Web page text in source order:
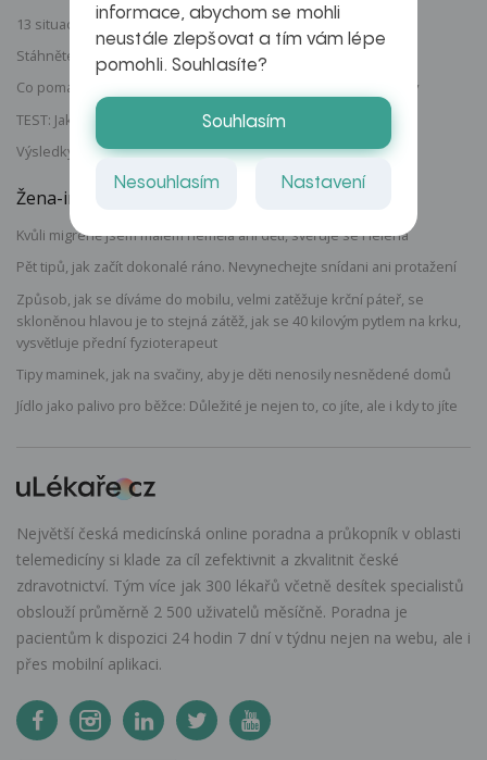
13 situací, kdy je nutné volat záchrannou službu
Stáhněte si: První pomoc do kapsy
Co pomáhá na oteklé nohy? Podpořte správné proudění lymfy
TEST: Jak dobře se vyznáte ve svých emocích?
Výsledky testu EQ: Co prozradil váš emoční kompas?
Žena-in.cz
Kvůli migréně jsem málem neměla ani děti, svěřuje se Helena
Pět tipů, jak začít dokonalé ráno. Nevynechejte snídani ani protažení
Způsob, jak se díváme do mobilu, velmi zatěžuje krční páteř, se
skloněnou hlavou je to stejná zátěž, jak se 40 kilovým pytlem na krku,
vysvětluje přední fyzioterapeut
Tipy maminek, jak na svačiny, aby je děti nenosily nesnědené domů
Jídlo jako palivo pro běžce: Důležité je nejen to, co jíte, ale i kdy to jíte
Největší česká medicínská online poradna a průkopník v oblasti
telemedicíny si klade za cíl zefektivnit a zkvalitnit české
zdravotnictví. Tým více jak 300 lékařů včetně desítek specialistů
obslouží průměrně 2 500 uživatelů měsíčně. Poradna je
pacientům k dispozici 24 hodin 7 dní v týdnu nejen na webu, ale i
přes mobilní aplikaci.
informace, abychom se mohli
neustále zlepšovat a tím vám lépe
pomohli. Souhlasíte?
Souhlasím
Nesouhlasím Nastavení